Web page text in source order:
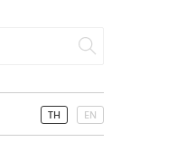
TH EN